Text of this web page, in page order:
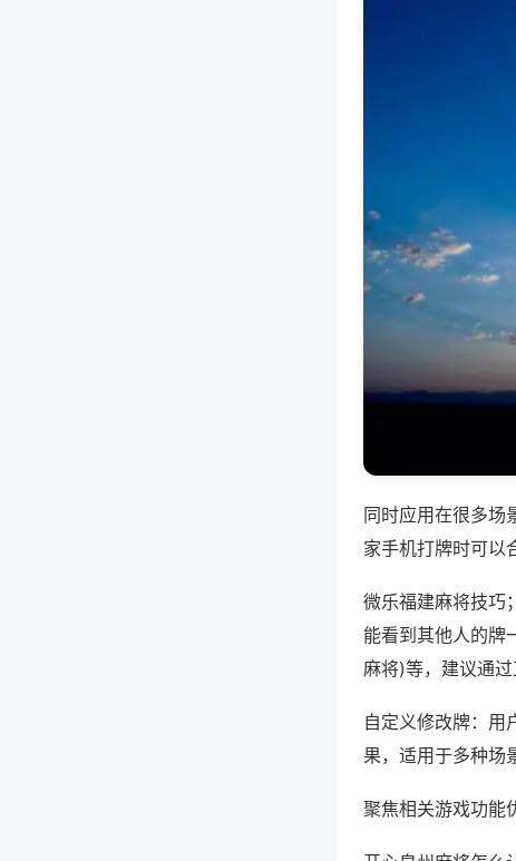
同时应用在很多场
家手机打牌时可以
微乐福建麻将技巧
能看到其他人的牌
麻将)等，建议通过
自定义修改牌：用
果，适用于多种场
聚焦相关游戏功能